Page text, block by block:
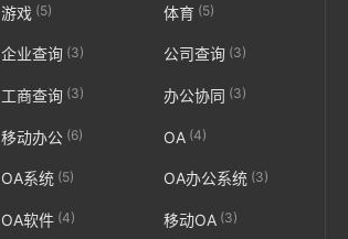
游戏 (5) 体育(5)
企业查询 (3) 公司查询(3)
工商查询 (3) 办公协同 (3)
移动办公 (6) OA (4)
OA系统 (5) OA办公系统(3)
OA软件 (4) 移动OA (3)